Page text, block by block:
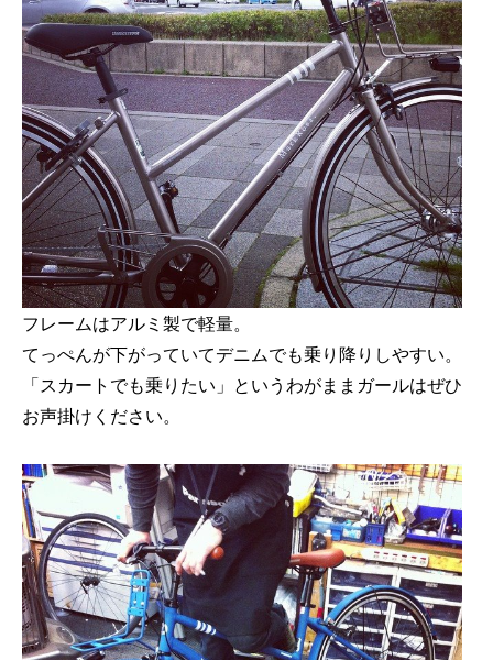
フレームはアルミ製で軽量。
てっぺんが下がっていてデニムでも乗り降りしやすい。
「スカートでも乗りたい」というわがままガールはぜひ
お声掛けください。